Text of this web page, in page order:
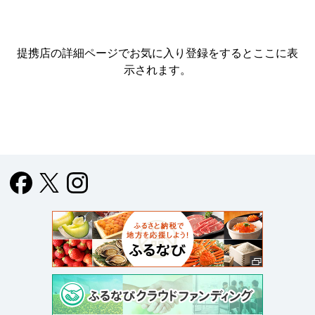
提携店の詳細ページでお気に入り登録をすると ここに表
示されます。